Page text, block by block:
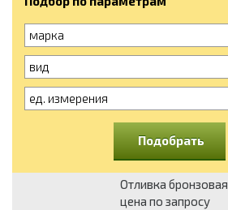
марка
вид
ед. измерения
Подобрать
Отливка бронзовая
цена по запросу